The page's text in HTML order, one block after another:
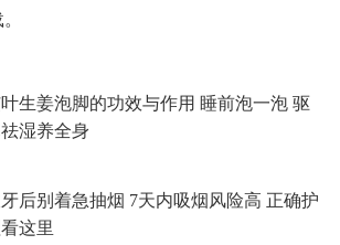
生姜泡脚的功效与作用 睡前泡一泡 驱
湿养全身
后别着急抽烟 7天内吸烟风险高 正确护
这里